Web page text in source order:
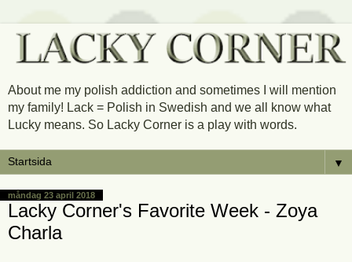
About me my polish addiction and sometimes I will mention
my family! Lack = Polish in Swedish and we all know what
Lucky means. So Lacky Corner is a play with words.
▼
måndag 23 april 2018
Lacky Corner's Favorite Week - Zoya
Charla